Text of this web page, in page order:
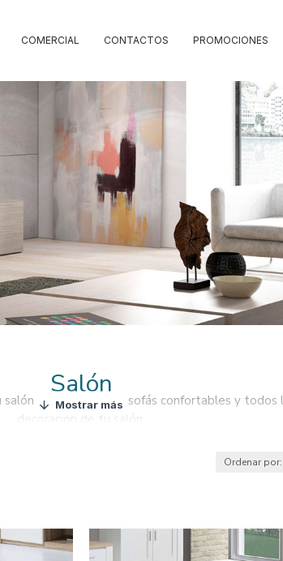
COMERCIAL CONTACTOS PROMOCIONES
Salón
Busca nuestros sofás confortables y todos
decoración de tu salón.
Te encantará estar en tu salón con nuestras
Ordenar por: